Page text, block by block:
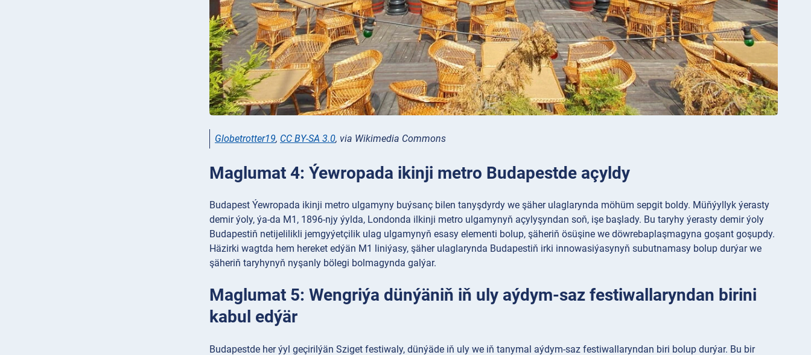
Globetrotter19, CC BY-SA 3.0, via Wikimedia Commons
Maglumat 4: Ýewropada ikinji metro Budapestde açyldy
Budapest Ýewropada ikinji metro ulgamyny buýsanç bilen tanyşdyrdy we şäher ulaglarynda möhüm sepgit boldy. Müňýyllyk ýerasty
demir ýoly, ýa-da M1, 1896-njy ýylda, Londonda ilkinji metro ulgamynyň açylyşyndan soň, işe başlady. Bu taryhy ýerasty demir ýoly
Budapestiň netijelilikli jemgyýetçilik ulag ulgamynyň esasy elementi bolup, şäheriň ösüşine we döwrebaplaşmagyna goşant goşupdy.
Häzirki wagtda hem hereket edýän M1 liniýasy, şäher ulaglarynda Budapestiň irki innowasiýasynyň subutnamasy bolup durýar we
şäheriň taryhynyň nyşanly bölegi bolmagynda galýar.
Maglumat 5: Wengriýa dünýäniň iň uly aýdym-saz festiwallaryndan birini
kabul edýär
Budapestde her ýyl geçirilýän Sziget festiwaly, dünýäde iň uly we iň tanymal aýdym-saz festiwallaryndan biri bolup durýar. Bu bir